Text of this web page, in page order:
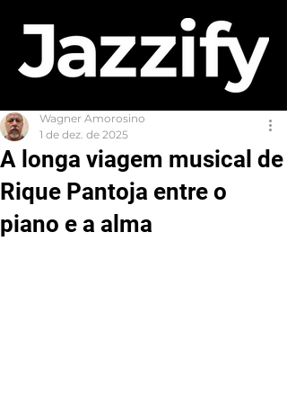
A longa viagem musical de
Rique Pantoja entre o
piano e a alma
Wagner Amorosino
1 de dez. de 2025